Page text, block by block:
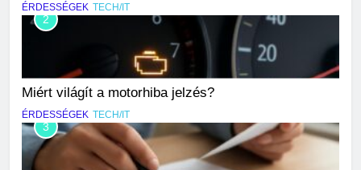
ÉRDESSÉGEK TECH/IT
2
Miért világít a motorhiba jelzés?
ÉRDESSÉGEK TECH/IT
3